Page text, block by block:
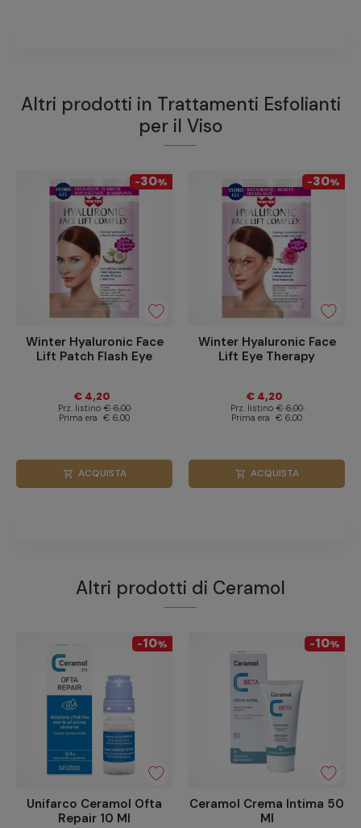
Altri prodotti in Trattamenti Esfolianti
per il Viso
-30%
Winter Hyaluronic Face
Lift Patch Flash Eye
€ 4,20
Prz. listino € 6,00
Prima era € 6,00
shopping_cart ACQUISTA
-30%
Winter Hyaluronic Face
Lift Eye Therapy
€ 4,20
Prz. listino € 6,00
Prima era € 6,00
shopping_cart ACQUISTA
Altri prodotti di Ceramol
-10%
Unifarco Ceramol Ofta
Repair 10 Ml
-10%
Ceramol Crema Intima 50
Ml